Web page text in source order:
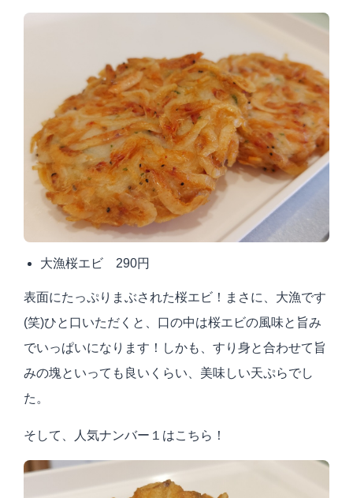
大漁桜エビ 290円
表面にたっぷりまぶされた桜エビ！まさに、大漁です
(笑)ひと口いただくと、口の中は桜エビの風味と旨み
でいっぱいになります！しかも、すり身と合わせて旨
みの塊といっても良いくらい、美味しい天ぷらでし
た。
そして、人気ナンバー１はこちら！